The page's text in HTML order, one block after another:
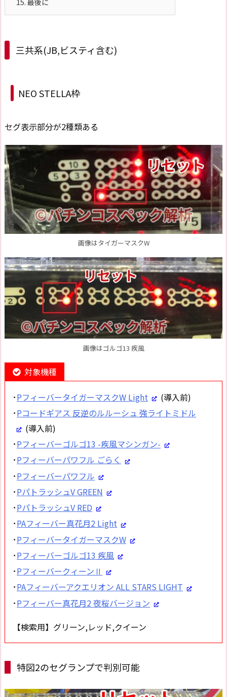
三共系(JB,ビスティ含む)
NEO STELLA枠
セグ表示部分が2種類ある
画像はタイガーマスクW
画像はゴルゴ13 疾風
対象機種
･PフィーバータイガーマスクW Light
(導入前)
･Pコードギアス 反逆のルルーシュ 強ライトミドル
(導入前)
･Pフィーバーゴルゴ13 -疾風マシンガン-
･Pフィーバーパワフル ごらく
･Pフィーバーパワフル
･PパトラッシュV GREEN
･PパトラッシュV RED
･PAフィーバー真花月2 Light
･PフィーバータイガーマスクW
･Pフィーバーゴルゴ13 疾風
･PフィーバークィーンⅡ
･PAフィーバーアクエリオン ALL STARS LIGHT
･Pフィーバー真花月2 夜桜バージョン
【検索用】グリーン,レッド,クイーン
特図2のセグランプで判別可能